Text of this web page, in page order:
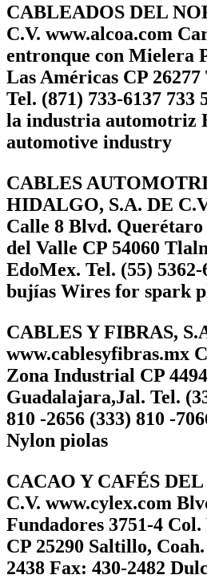
CABLEADOS DEL
C.V. www.alcoa.com
entronque con Mielera
Las Américas CP
Tel. (871) 733-6137 733
la industria automotriz
automotive industry
CABLES
HIDALGO, S.A. DE
Calle 8 Blvd.
del Valle CP 54060
EdoMex. Tel. (55)
bujías Wires for spark
CABLES Y FIBRAS,
www.cablesyfibras.mx
Zona Industrial CP
Guadalajara,Jal. Tel.
810 -2656 (333) 810 -
Nylon piolas
CACAO Y CAFÉS DEL
C.V. www.cylex.com
Fundadores 3751-4
CP 25290 Saltillo,
2438 Fax: 430-2482